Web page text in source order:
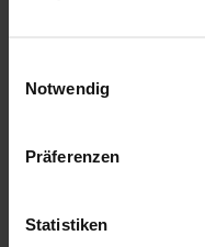
Notwendig
Präferenzen
Statistiken